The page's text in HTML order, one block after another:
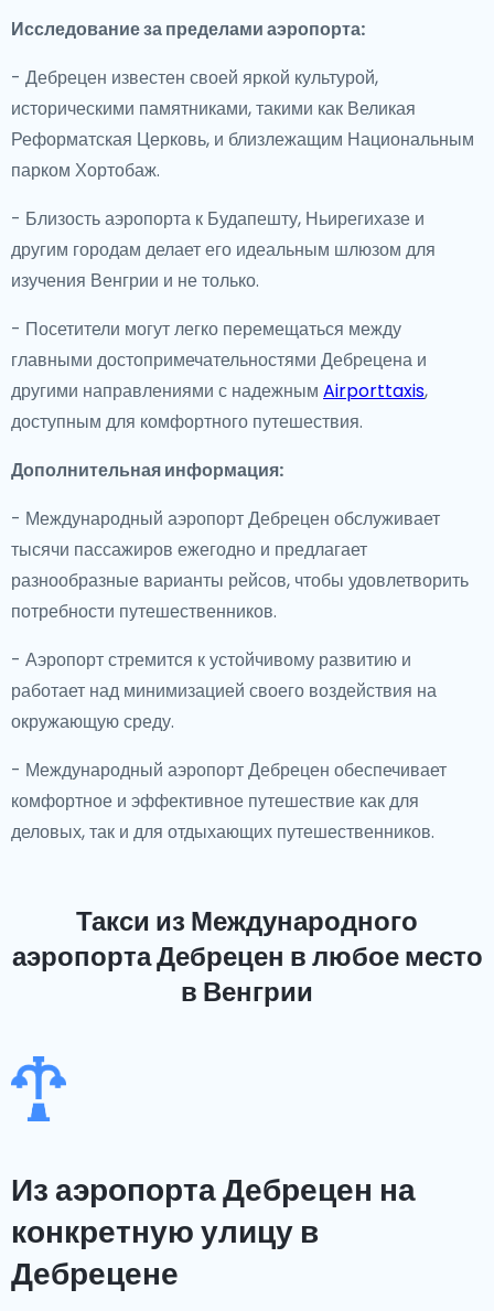
Исследование за пределами аэропорта:
- Дебрецен известен своей яркой культурой,
историческими памятниками, такими как Великая
Реформатская Церковь, и близлежащим Национальным
парком Хортобаж.
- Близость аэропорта к Будапешту, Ньирегихазе и
другим городам делает его идеальным шлюзом для
изучения Венгрии и не только.
- Посетители могут легко перемещаться между
главными достопримечательностями Дебрецена и
другими направлениями с надежным Airporttaxis,
доступным для комфортного путешествия.
Дополнительная информация:
- Международный аэропорт Дебрецен обслуживает
тысячи пассажиров ежегодно и предлагает
разнообразные варианты рейсов, чтобы удовлетворить
потребности путешественников.
- Аэропорт стремится к устойчивому развитию и
работает над минимизацией своего воздействия на
окружающую среду.
- Международный аэропорт Дебрецен обеспечивает
комфортное и эффективное путешествие как для
деловых, так и для отдыхающих путешественников.
Такси из Международного
аэропорта Дебрецен в любое место
в Венгрии
Из аэропорта Дебрецен на
конкретную улицу в
Дебрецене